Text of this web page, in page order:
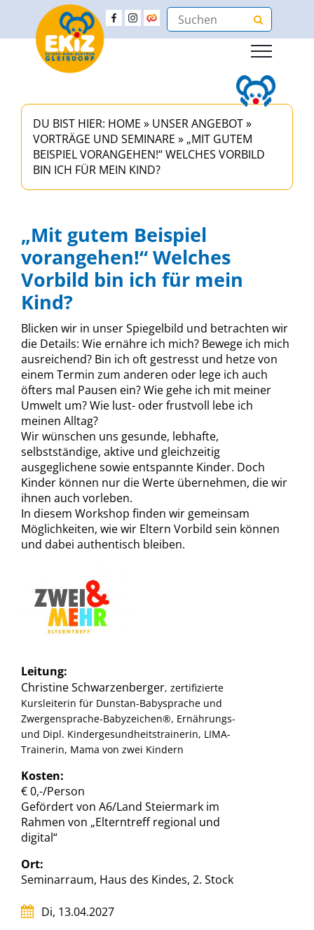
DU BIST HIER: HOME » UNSER ANGEBOT»
VORTRÄGE UND SEMINARE » „MIT GUTEM
BEISPIEL VORANGEHEN!“ WELCHES VORBILD
BIN ICH FÜR MEIN KIND?
„Mit gutem Beispiel
vorangehen!“ Welches
Vorbild bin ich für mein
Kind?
Blicken wir in unser Spiegelbild und betrachten wir
die Details: Wie ernähre ich mich? Bewege ich mich
ausreichend? Bin ich oft gestresst und hetze von
einem Termin zum anderen oder lege ich auch
öfters mal Pausen ein? Wie gehe ich mit meiner
Umwelt um? Wie lust- oder frustvoll lebe ich
meinen Alltag?
Wir wünschen uns gesunde, lebhafte,
selbstständige, aktive und gleichzeitig
ausgeglichene sowie entspannte Kinder. Doch
Kinder können nur die Werte übernehmen, die wir
ihnen auch vorleben.
In diesem Workshop finden wir gemeinsam
Möglichkeiten, wie wir Eltern Vorbild sein können
und dabei authentisch bleiben.
Leitung:
Christine Schwarzenberger, zertifizierte
Kursleiterin für Dunstan-Babysprache und
Zwergensprache-Babyzeichen®, Ernährungs-
und Dipl. Kindergesundheitstrainerin, LIMA-
Trainerin, Mama von zwei Kindern
Kosten:
€ 0,-/Person
Gefördert von A6/Land Steiermark im
Rahmen von „Elterntreff regional und
digital“
Ort:
Seminarraum, Haus des Kindes, 2. Stock
Di, 13.04.2027